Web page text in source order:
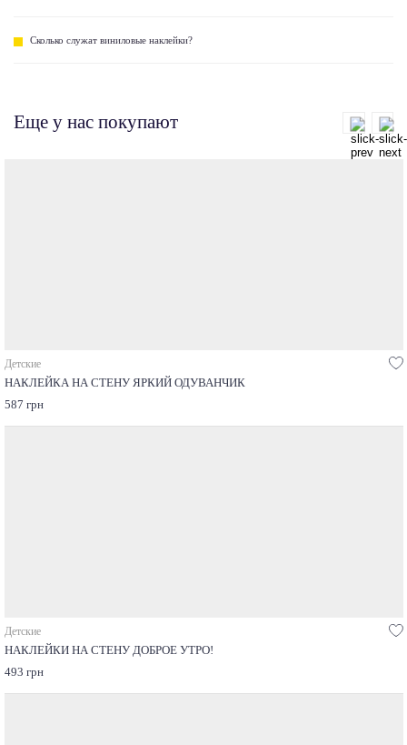
Сколько служат виниловые наклейки?
Еще у нас покупают
Детские
НАКЛЕЙКА НА СТЕНУ ЯРКИЙ ОДУВАНЧИК
587 грн
Детские
НАКЛЕЙКИ НА СТЕНУ ДОБРОЕ УТРО!
493 грн